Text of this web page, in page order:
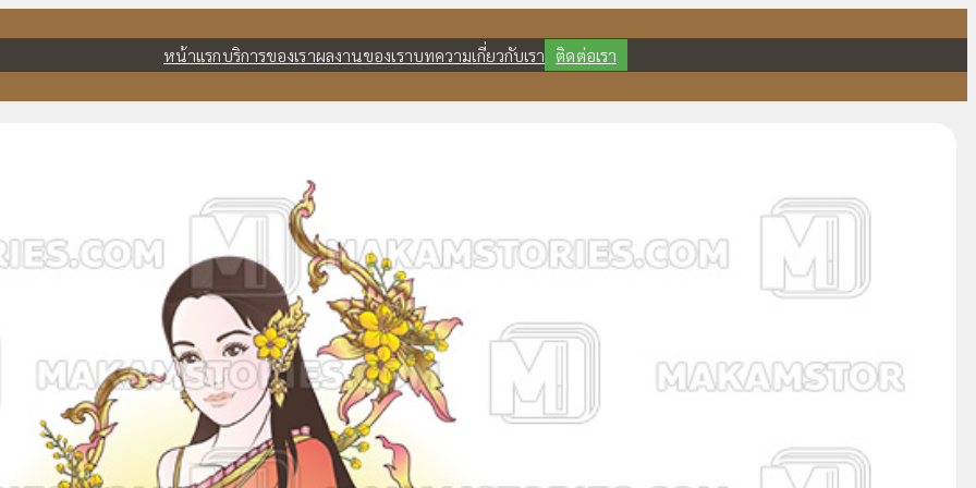
หน้าแรกบริการของเราผลงานของเราบทความเกี่ยวกับเรา ติดต่อเรา